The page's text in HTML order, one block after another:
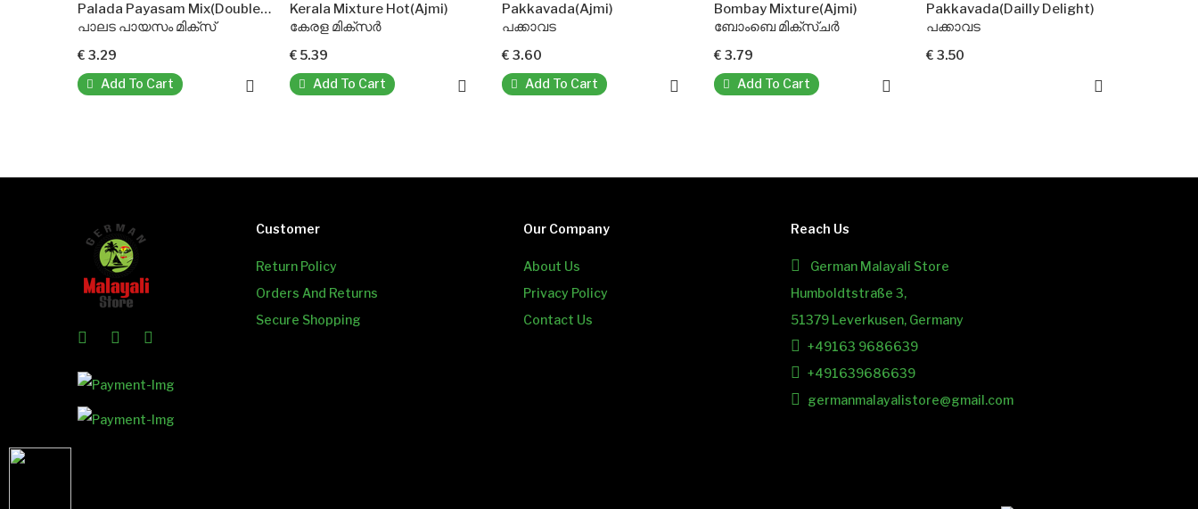
Palada Payasam Mix(Double Horse)
പാലട പായസം മിക്സ്
Add To Cart
Kerala Mixture Hot(Ajmi)
കേരള മിക്സർ
Add To Cart
Pakkavada(Ajmi)
Add To Cart
Bombay Mixture(Ajmi)
ബോംബെ മിക്സ്ചർ
Add To Cart
Pakkavada(Dailly Delight)
Add To Cart
Customer
Return Policy
Orders And Returns
Secure Shopping
Our Company
About Us
Privacy Policy
Contact Us
Reach Us
German Malayali Store
Humboldtstraße 3,
51379 Leverkusen, Germany
+49163 9686639
+491639686639
germanmalayalistore@gmail.com